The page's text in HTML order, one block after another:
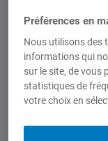
biosphère;
– la
Préférences en
Nous utilisons des
informations qui
sur le site, de vous
statistiques de
votre choix en